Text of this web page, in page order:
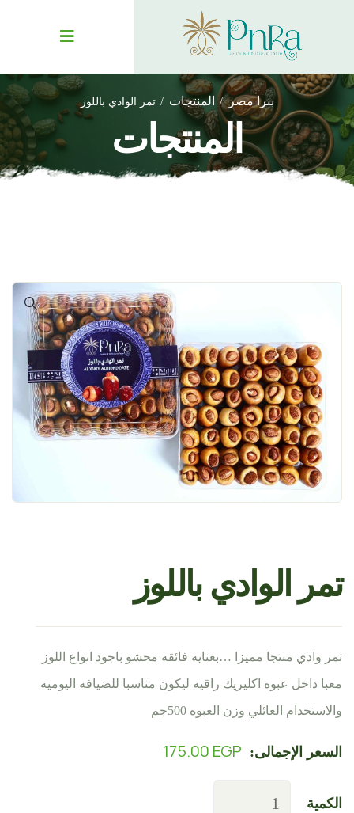
بنرا مصر المنتجات تمر الوادي باللوز
المنتجات
تمر الوادي باللوز
تمر وادي منتجا مميزا …بعنايه فائقه محشو باجود انواع اللوز
معبا داخل عبوه اكليريك راقيه ليكون مناسبا للضيافه اليوميه
والاستخدام العائلي وزن العبوه 500جم
السعر الإجمالى: 175.00 EGP
الكمية